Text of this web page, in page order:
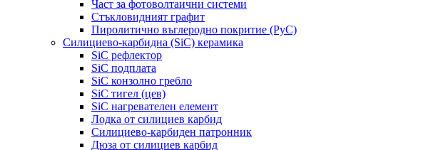
Част за фотоволтаични системи
Стъкловидният графит
Пиролитично въглеродно покритие (PyC)
Силициево-карбидна (SiC) керамика
SiC рефлектор
SiC подплата
SiC конзолно гребло
SiC тигел (цев)
SiC нагревателен елемент
Лодка от силициев карбид
Силициево-карбиден патронник
Дюза от силициев карбид